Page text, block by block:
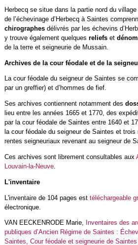
Herbecq se situe dans la partie nord du
de l’échevinage d’Herbecq à Saintes
chirographes délivrés par les échevins
y trouve également quelques reliefs et
de la terre et seigneurie de Mussain.
Archives de la cour féodale et de la
La cour féodale du seigneur de Saintes se
par un greffier) et d’hommes de fief.
Ses archives contiennent notamment des
lieu entre les années 1665 et 1770, des
par la cour féodale de Saintes entre 1640 et
la cour féodale du seigneur de Saintes et
rentes seigneuriaux revenant au seigneur de
Ces archives sont librement consultables aux
Louvain-la-Neuve.
L'inventaire
L'inventaire de 104 pages est téléchargeable
électronique.
VAN EECKENRODE Marie, Inventaires des
publiques d’Ancien Régime de Saintes :
Saintes, Cour féodale et seigneurie de